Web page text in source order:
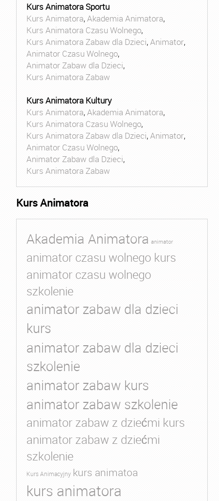
Kurs Animatora Sportu
Kurs Animatora,Akademia Animatora,
Kurs Animatora Czasu Wolnego,
Kurs Animatora Zabaw dla Dzieci,Animator,
Animator Czasu Wolnego,
Animator Zabaw dla Dzieci,
Kurs Animatora Zabaw
Kurs Animatora Kultury
Kurs Animatora,Akademia Animatora,
Kurs Animatora Czasu Wolnego,
Kurs Animatora Zabaw dla Dzieci,Animator,
Animator Czasu Wolnego,
Animator Zabaw dla Dzieci,
Kurs Animatora Zabaw
Kurs Animatora
Akademia Animatora animator
animator czasu wolnego kurs
animator czasu wolnego
szkolenie
animator zabaw dla dzieci
kurs
animator zabaw dla dzieci
szkolenie
animator zabaw kurs
animator zabaw szkolenie
animator zabaw z dziećmi kurs
animator zabaw z dziećmi
szkolenie
Kurs Animacyjny kurs animatoa
kurs animatora